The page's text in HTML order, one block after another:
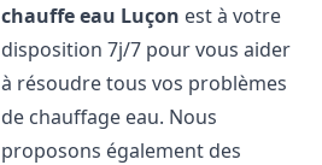
chauffe eau Luçon est à votre
disposition 7j/7 pour vous aider
à résoudre tous vos problèmes
de chauffage eau. Nous
proposons également des